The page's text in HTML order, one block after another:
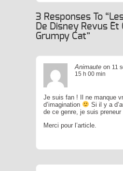
Catification
3 Responses To
De Disney Revus Et
Grumpy Cat”
Animaute on 11
15 h 00 min
Je suis fan ! Il ne manque
d’imagination
Si il y a
de ce genre, je suis preneur
Merci pour l’article.